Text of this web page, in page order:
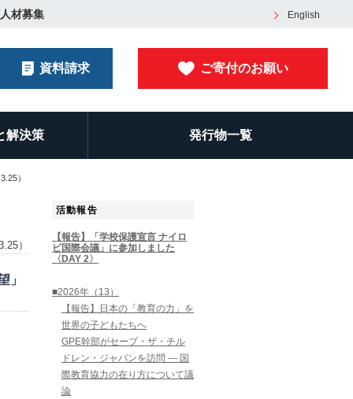
人材募集 English
資料請求 ご寄付のお願い
解決策 発行物一覧
）
）
」
活動報告
【報告】「学校保護宣言 ナイロ
ビ国際会議」に参加しました
〈DAY 2〉
■2026年（13）
【報告】日本の「教育の力」を
世界の子どもたちへ
GPE幹部がセーブ・ザ・チル
ドレン・ジャパンを訪問 ― 国
際教育協力の在り方について議
論